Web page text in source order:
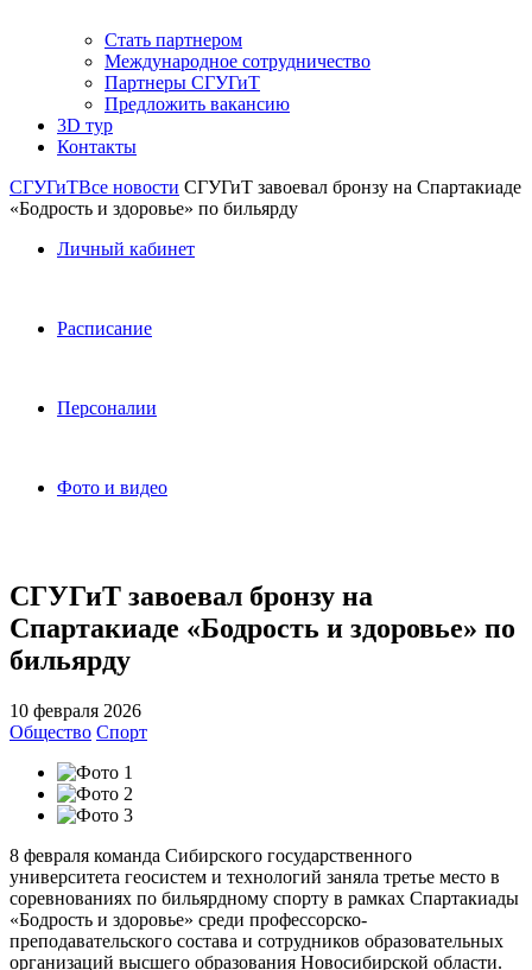
Стать партнером
Международное сотрудничество
Партнеры СГУГиТ
Предложить вакансию
3D тур
Контакты
СГУГиТВсе новости СГУГиТ завоевал бронзу на Спартакиаде
«Бодрость и здоровье» по бильярду
Личный кабинет
Расписание
Персоналии
Фото и видео
СГУГиТ завоевал бронзу на
Спартакиаде «Бодрость и здоровье» по
бильярду
10 февраля 2026
Общество Спорт
8 февраля команда Сибирского государственного
университета геосистем и технологий заняла третье место в
соревнованиях по бильярдному спорту в рамках Спартакиады
«Бодрость и здоровье» среди профессорско-
преподавательского состава и сотрудников образовательных
организаций высшего образования Новосибирской области.